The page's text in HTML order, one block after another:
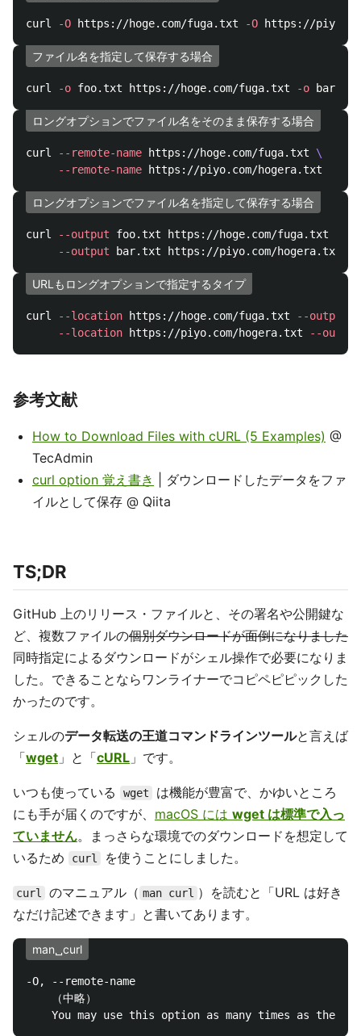
curl -O https://hoge.com/fuga.txt -O
ファイル名を指定して保存する場合
curl -o foo.txt https://hoge.com/fuga.txt -o
ロングオプションでファイル名をそのまま保存する場合
curl --remote-name https://hoge.com/fuga.txt \
--remote-name
ロングオプションでファイル名を指定して保存する場合
curl --output foo.txt https://hoge.com/fuga.txt
--output
URLもロングオプションで指定するタイプ
curl --location https://hoge.com/fuga.txt --output
--location https://piyo.com/hogera.txt --output
参考文献
How to Download Files with cURL (5 Examples) @
TecAdmin
curl option 覚え書き
| ダウンロードしたデータをファ
イルとして保存 @ Qiita
TS;DR
GitHub 上のリリース・ファイルと、その署名や公開鍵な
ど、複数ファイルの個別ダウンロードが面倒になりました
同時指定によるダウンロードがシェル操作で必要になりま
した。できることならワンライナーでコピペピピックした
かったのです。
シェルのデータ転送の王道コマンドラインツールと言えば
「wget 」と「cURL 」です。
いつも使っている wget
は機能が豊富で、かゆいところ
にも手が届くのですが、 macOS には wget は標準で入っ
ていません。まっさらな環境でのダウンロードを想定して
いるため
curl を使うことにしました。
curl のマニュアル（ man curl ）を読むと「URL は好き
なだけ記述できます」と書いてあります。
man␣curl
-O, --remote-name
    （中略）